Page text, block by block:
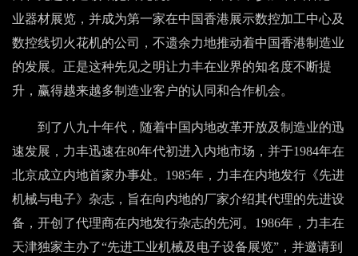
业器材展览，并成为第一家在中国香港展示数控加工中心及
数控线切火花机的公司，不遗余力地推动着中国香港制造业
的发展。正是这种先见之明让力丰在业界的知名度不断提
升，赢得越来越多制造业客户的认同和合作机会。
到了八九十年代，随着中国内地改革开放及制造业的迅
速发展，力丰迅速在80年代初进入内地市场，并于1984年在
北京成立内地首家办事处。1985年，力丰在内地发行《先进
机械与电子》杂志，旨在向内地的厂家介绍其代理的先进设
备，开创了代理商在内地发行杂志的先河。1986年，力丰在
天津独家主办了“先进工业机械及电子设备展览”，并邀请到